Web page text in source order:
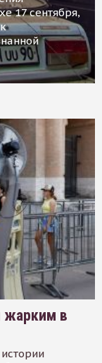
17 сентября,
жарким в